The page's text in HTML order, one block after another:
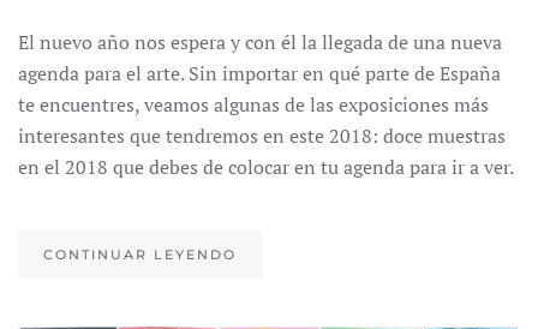
El nuevo año nos espera y con él la llegada de una nueva
agenda para el arte. Sin importar en qué parte de España
te encuentres, veamos algunas de las exposiciones más
interesantes que tendremos en este 2018: doce muestras
en el 2018 que debes de colocar en tu agenda para ir a ver.
CONTINUAR LEYENDO